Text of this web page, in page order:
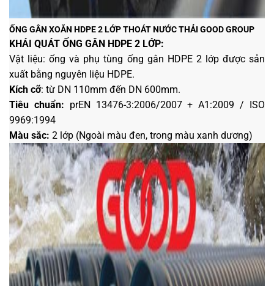
ỐNG GÂN XOẮN HDPE 2 LỚP THOÁT NƯỚC THẢI GOOD GROUP
KHÁI QUÁT ỐNG GÂN HDPE 2 LỚP:
Vật liệu:ống và phụ tùng ống gân HDPE 2 lớp được sản
xuất bằng nguyên liệu HDPE.
Kích cỡ: từ DN 110mm đến DN 600mm.
Tiêu chuẩn: prEN 13476-3:2006/2007 + A1:2009 / ISO
9969:1994
Màu sắc: 2 lớp (Ngoài màu đen, trong màu xanh dương)